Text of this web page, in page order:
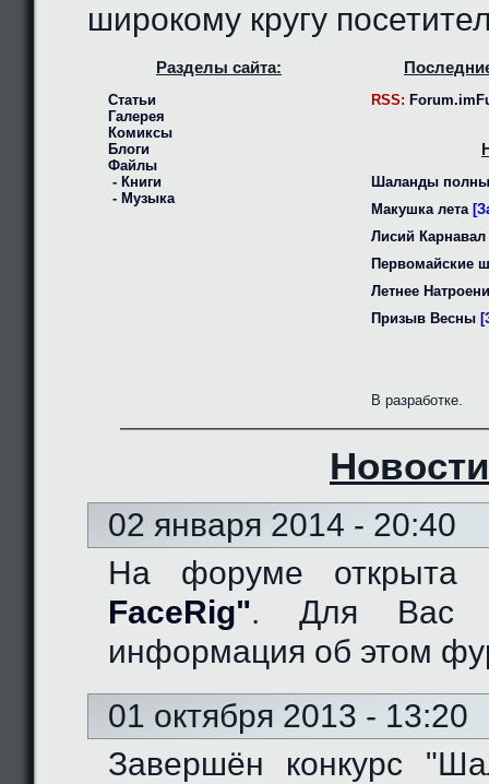
широкому кругу
Разделы сайта:
Статьи
Галерея
Комиксы
Блоги
Файлы
- Книги
- Музыка
RSS:
Шаланды
Макушка лета
Лисий Карнавал
Первомайские
Летнее
Призыв Весны
В разработке.
02 января 2014 - 20:40
На форуме
FaceRig". Для Вас
информация об этом
01 октября 2013 - 13:20
Завершён конкурс